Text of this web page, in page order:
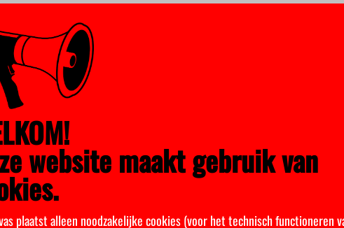
echter op veel punten gelijk. Zo is er volgens het orgaan niks mis
onderzoek liet doen naar het hergebruik van teksten door Nijkamp,
van een anonieme klacht had onderzocht of Nijkamp zich schuldig had
bezwaren van Nijkamp, zoals de vermeende overschrijding van een
gelegenheid was gegeven op Zwemmer te reageren, wijst het Lowi af.
wachten met het publiceren van het rapport plus haar oordeel,
Nijkamp had uitgesproken. Het integriteitsorgaan wijst erop dat de
op de mogelijkheid om naar het Lowi te stappen. Ook is er in
dat in de commissie Zwemmer geen mensen zaten die verstand
economie.
teksten
Lowi-advies gaat over Nijkamps bezwaar dat hij in 1995, de datum
Zwemmer zijn gescand, nog niet kon weten dat hergebruik van
website maakt gebruik van
plaatst alleen noodzakelijke cookies (voor het technisch functioneren